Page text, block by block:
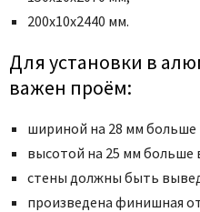
200х10х2440 мм.
Для установки в
важен проём:
шириной на 28 мм
высотой на 25 мм больше
стены должны быть
произведена финишная